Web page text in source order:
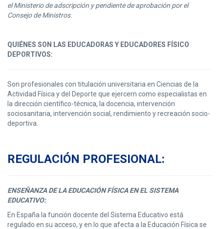
el Ministerio de adscripción y pendiente de aprobación por el
Consejo de Ministros.
QUIÉNES SON LAS EDUCADORAS Y EDUCADORES FÍSICO
DEPORTIVOS:
Son profesionales con titulación universitaria en Ciencias de la
Actividad Física y del Deporte que ejercern como especialistas en
la dirección científico-técnica, la docencia, intervención
sociosanitaria, intervención social, rendimiento y recreación socio-
deportiva.
REGULACIÓN PROFESIONAL:
ENSEÑANZA DE LA EDUCACIÓN FÍSICA EN EL SISTEMA
EDUCATIVO:
En España la función docente del Sistema Educativo está
regulado en su acceso, y en lo que afecta a la Educación Física se